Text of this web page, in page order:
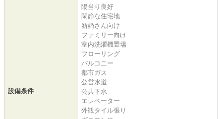
設備条件
陽当り良好
閑静な住宅地
新婚さん向け
ファミリー向け
室内洗濯機置場
フローリング
バルコニー
都市ガス
公営水道
公共下水
エレベーター
外観タイル張り